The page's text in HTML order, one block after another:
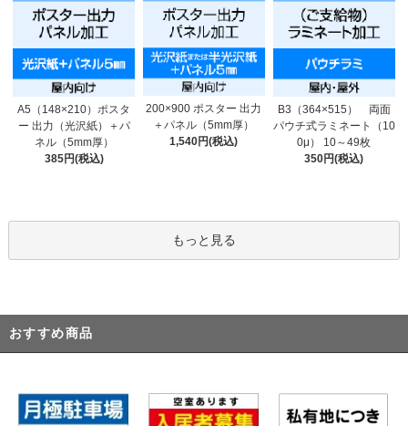
A5（148×210）ポスタ
ー 出力（光沢紙）＋パ
ネル（5mm厚）
385円(税込)
200×900 ポスター 出力
＋パネル（5mm厚）
1,540円(税込)
B3（364×515） 両面
パウチ式ラミネート（10
0μ） 10～49枚
350円(税込)
もっと見る
おすすめ商品